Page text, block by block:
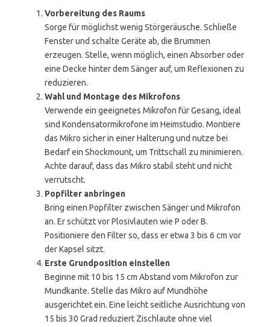
Vorbereitung des Raums
Sorge für möglichst wenig Störgeräusche. Schließe
Fenster und schalte Geräte ab, die Brummen
erzeugen. Stelle, wenn möglich, einen Absorber oder
eine Decke hinter dem Sänger auf, um Reflexionen zu
reduzieren.
Wahl und Montage des Mikrofons
Verwende ein geeignetes Mikrofon für Gesang, ideal
sind Kondensatormikrofone im Heimstudio. Montiere
das Mikro sicher in einer Halterung und nutze bei
Bedarf ein Shockmount, um Trittschall zu minimieren.
Achte darauf, dass das Mikro stabil steht und nicht
verrutscht.
Popfilter anbringen
Bring einen Popfilter zwischen Sänger und Mikrofon
an. Er schützt vor Plosivlauten wie P oder B.
Positioniere den Filter so, dass er etwa 3 bis 6 cm vor
der Kapsel sitzt.
Erste Grundposition einstellen
Beginne mit 10 bis 15 cm Abstand vom Mikrofon zur
Mundkante. Stelle das Mikro auf Mundhöhe
ausgerichtet ein. Eine leicht seitliche Ausrichtung von
15 bis 30 Grad reduziert Zischlaute ohne viel